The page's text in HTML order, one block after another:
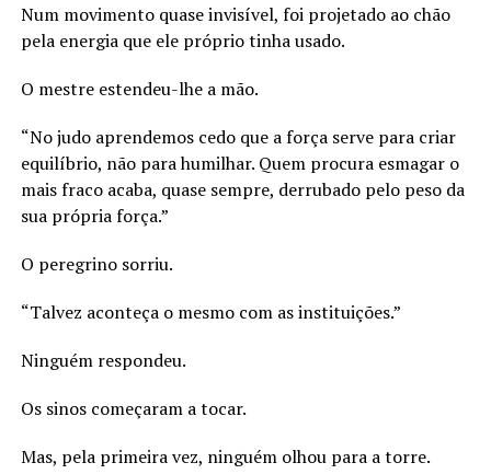
Num movimento quase invisível, foi projetado ao chão
pela energia que ele próprio tinha usado.
O mestre estendeu-lhe a mão.
“No judo aprendemos cedo que a força serve para criar
equilíbrio, não para humilhar. Quem procura esmagar o
mais fraco acaba, quase sempre, derrubado pelo peso da
sua própria força.”
O peregrino sorriu.
“Talvez aconteça o mesmo com as instituições.”
Ninguém respondeu.
Os sinos começaram a tocar.
Mas, pela primeira vez, ninguém olhou para a torre.